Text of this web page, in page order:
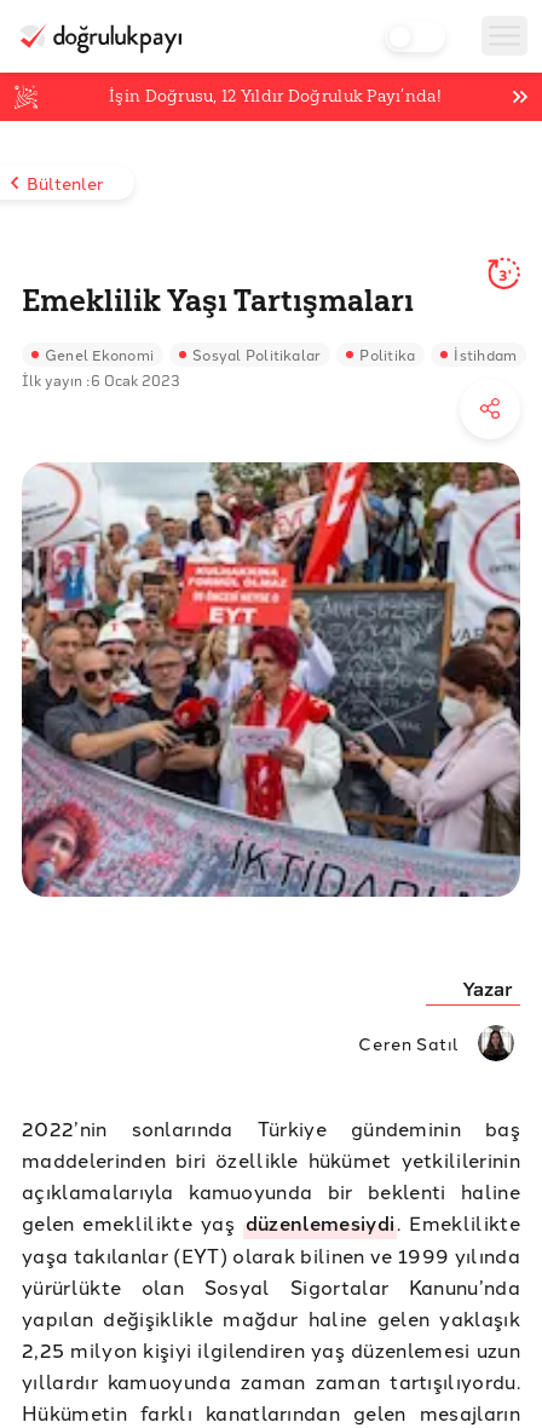
İşin Doğrusu,12 Yıldır Doğruluk Payı’nda!
Bültenler
Emeklilik Yaşı Tartışmaları
3'
Genel Ekonomi Sosyal Politikalar Politika İstihdam
İlk yayın :6 Ocak 2023
Yazar
Ceren Satıl
2022’nin sonlarında Türkiye gündeminin baş
maddelerinden biri özellikle hükümet yetkililerinin
açıklamalarıyla kamuoyunda bir beklenti haline
gelen emeklilikte yaş düzenlemesiydi. Emeklilikte
yaşa takılanlar (EYT) olarak bilinen ve 1999 yılında
yürürlükte olan Sosyal Sigortalar Kanunu’nda
yapılan değişiklikle mağdur haline gelen yaklaşık
2,25 milyon kişiyi ilgilendiren yaş düzenlemesi uzun
yıllardır kamuoyunda zaman zaman tartışılıyordu.
Hükümetin farklı kanatlarından gelen mesajların